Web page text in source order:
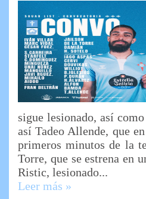
sigue lesionado, así
así Tadeo Allende, que
primeros minutos de la
Torre, que se estrena en
Ristic, lesionado...
Leer más »